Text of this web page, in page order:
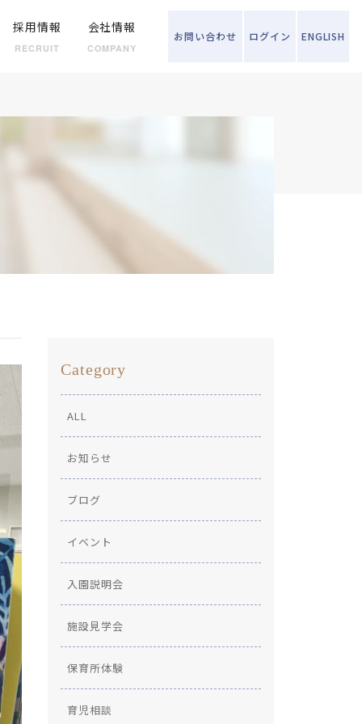
ログイン
お問い合わせ ENGLISH
採用情報
RECRUIT
会社情報
COMPANY
Category
ALL
お知らせ
ブログ
イベント
入園説明会
施設見学会
保育所体験
育児相談